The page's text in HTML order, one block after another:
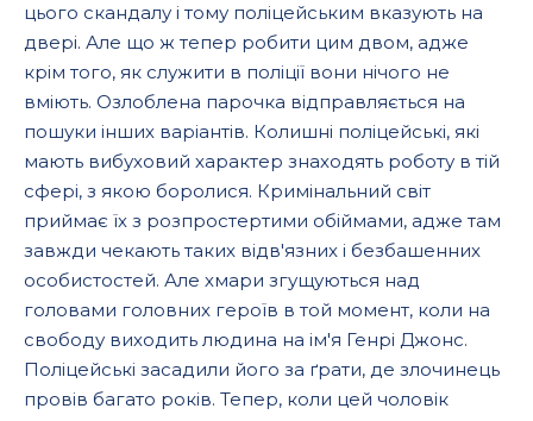
цього скандалу і тому поліцейським вказують на
двері. Але що ж тепер робити цим двом, адже
крім того, як служити в поліції вони нічого не
вміють. Озлоблена парочка відправляється на
пошуки інших варіантів. Колишні поліцейські, які
мають вибуховий характер знаходять роботу в тій
сфері, з якою боролися. Кримінальний світ
приймає їх з розпростертими обіймами, адже там
завжди чекають таких відв'язних і безбашенних
особистостей. Але хмари згущуються над
головами головних героїв в той момент, коли на
свободу виходить людина на ім'я Генрі Джонс.
Поліцейські засадили його за ґрати, де злочинець
провів багато років. Тепер, коли цей чоловік